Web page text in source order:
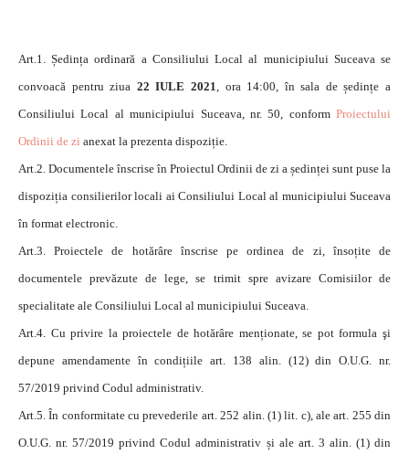
Art.1. Ședința ordinară a Consiliului Local al municipiului Suceava se
convoacă pentru ziua 22 IULE 2021
, ora 14:00, în sala de ședințe a
Consiliului Local al municipiului Suceava, nr. 50, conform Proiectului
Ordinii de zi anexat la prezenta dispoziție.
Art.2. Documentele înscrise în Proiectul Ordinii de zi a ședinței sunt puse la
dispoziția consilierilor locali ai Consiliului Local al municipiului Suceava
în format electronic.
Art.3. Proiectele de hotărâre înscrise pe ordinea de zi, însoțite de
documentele prevăzute de lege, se trimit spre avizare Comisiilor de
specialitate ale Consiliului Local al municipiului Suceava.
Art.4. Cu privire la proiectele de hotărâre menționate, se pot formula şi
depune amendamente în condițiile art. 138 alin. (12) din O.U.G. nr.
57/2019 privind Codul administrativ.
Art.5. În conformitate cu prevederile art. 252 alin. (1) lit. c), ale art. 255 din
O.U.G. nr. 57/2019 privind Codul administrativ și ale art. 3 alin. (1) din